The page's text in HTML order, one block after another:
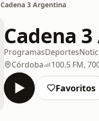
Cadena 3 Argentina
Cadena
ProgramasDeportes
Córdoba
100.5 FM,
Favoritos